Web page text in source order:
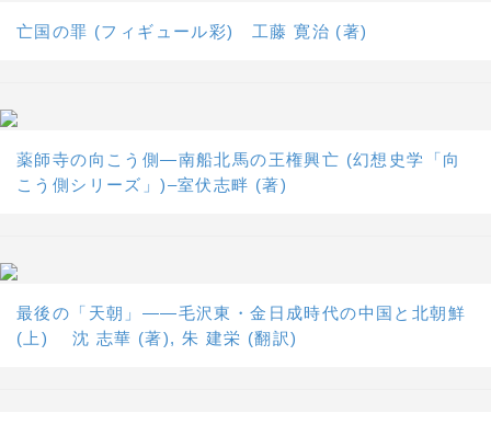
亡国の罪 (フィギュール彩) 工藤 寛治 (著)
薬師寺の向こう側―南船北馬の王権興亡 (幻想史学「向
こう側シリーズ」)–室伏志畔 (著)
最後の「天朝」――毛沢東・金日成時代の中国と北朝鮮
(上) 沈 志華 (著), 朱 建栄 (翻訳)